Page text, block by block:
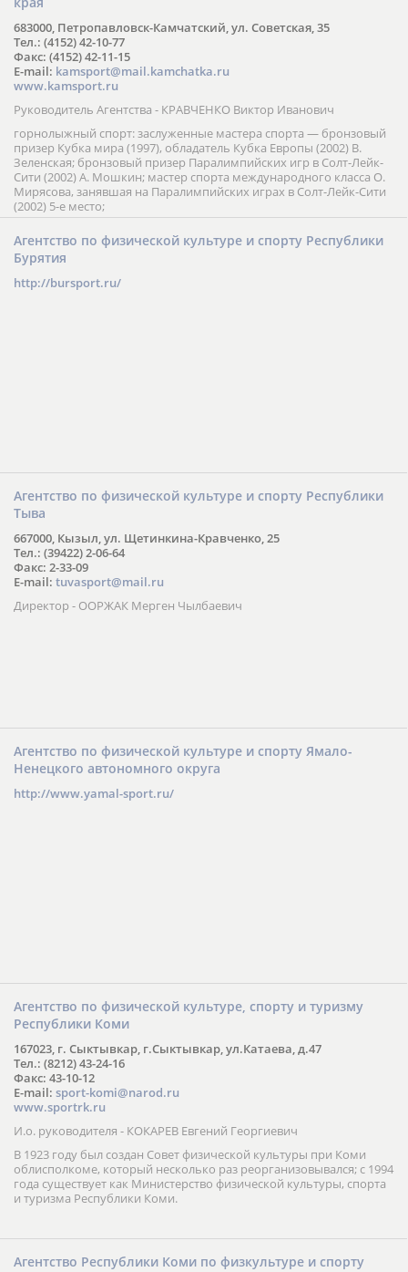
683000, Петропавловск-Камчатский, ул. Советская, 35
Тел.: (4152) 42-10-77
Факс: (4152) 42-11-15
E-mail: kamsport@mail.kamchatka.ru
www.kamsport.ru
Руководитель Агентства - КРАВЧЕНКО Виктор Иванович
горнолыжный спорт: заслуженные мастера спорта — бронзовый
призер Кубка мира (1997), обладатель Кубка Европы (2002) В.
Зеленская; бронзовый призер Паралимпийских игр в Солт-Лейк-
Сити (2002) А. Мошкин; мастер спорта международного класса О.
Мирясова, занявшая на Паралимпийских играх в Солт-Лейк-Сити
(2002) 5-е место;
Агентство по физической культуре и спорту Республики
Бурятия
http://bursport.ru/
Агентство по физической культуре и спорту Республики
Тыва
667000, Кызыл, ул. Щетинкина-Кравченко, 25
Тел.: (39422) 2-06-64
Факс: 2-33-09
E-mail: tuvasport@mail.ru
Директор - ООРЖАК Мерген Чылбаевич
Агентство по физической культуре и спорту Ямало-
Ненецкого автономного округа
http://www.yamal-sport.ru/
Агентство по физической культуре, спорту и туризму
Республики Коми
167023, г. Сыктывкар, г.Сыктывкар, ул.Катаева, д.47
Тел.: (8212) 43-24-16
Факс: 43-10-12
E-mail: sport-komi@narod.ru
www.sportrk.ru
И.о. руководителя - КОКАРЕВ Евгений Георгиевич
В 1923 году был создан Совет физической культуры при Коми
облисполкоме, который несколько раз реорганизовывался; с 1994
года существует как Министерство физической культуры, спорта
и туризма Республики Коми.
Агентство Республики Коми по физкультуре и спорту